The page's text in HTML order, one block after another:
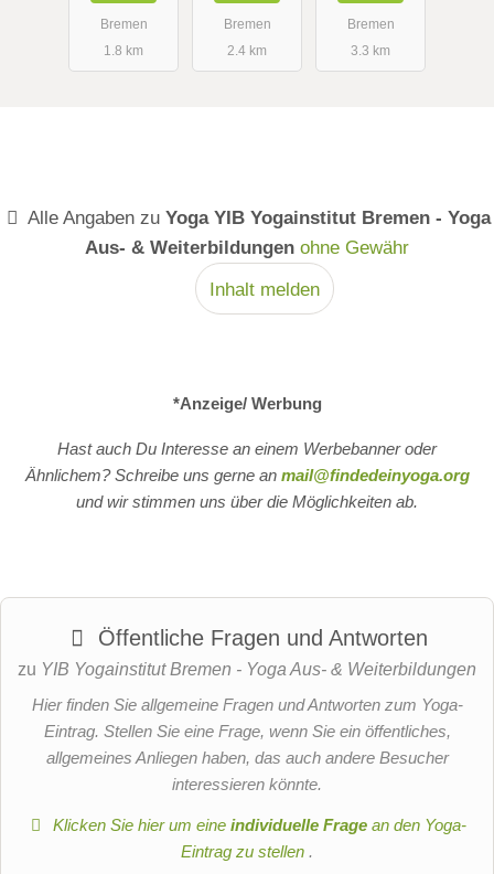
Bremen
1.8 km
Bremen
2.4 km
Bremen
3.3 km
Alle Angaben zuYoga YIB Yogainstitut Bremen - Yoga
Aus- & Weiterbildungen ohne Gewähr
Inhalt melden
*Anzeige/ Werbung
Hast auch Du Interesse an einem Werbebanner oder
Ähnlichem? Schreibe uns gerne an mail@findedeinyoga.org
und wir stimmen uns über die Möglichkeiten ab.
Öffentliche Fragen und Antworten
zu YIB Yogainstitut Bremen - Yoga Aus- & Weiterbildungen
Hier finden Sie allgemeine Fragen und Antworten zum Yoga-
Eintrag. Stellen Sie eine Frage, wenn Sie ein öffentliches,
allgemeines Anliegen haben, das auch andere Besucher
interessieren könnte.
Klicken Sie hier um eineindividuelle Frage an den Yoga-
Eintrag zu stellen .